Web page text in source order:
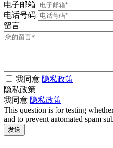
电子邮箱
电话号码
留言
我同意 隐私政策
隐私政策
我同意 隐私政策
This question is for testing
and to prevent automated spam